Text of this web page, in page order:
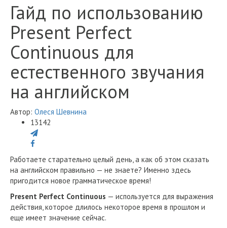
Гайд по использованию
Present Perfect
Continuous для
естественного звучания
на английском
Автор: Олеся Шевнина
13142
Работаете старательно целый день, а как об этом сказать
на английском правильно — не знаете? Именно здесь
пригодится новое грамматическое время!
Present Perfect Continuous — используется для выражения
действия, которое длилось некоторое время в прошлом и
еще имеет значение сейчас.